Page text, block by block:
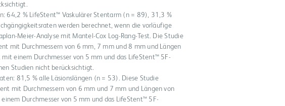
64,2 % LifeStent™ Vaskulärer Stentarm (n = 89), 31,3 %
werden berechnet, wenn die vorläufige
Meier-Analyse mit Mantel-Cox Log-Rang-Test. Die Studie
mit Durchmessern von 6 mm, 7 mm und 8 mm und Längen
einem Durchmesser von 5 mm und das LifeStent™ 5F-
Studien nicht berücksichtigt.
81,5 % alle Läsionslängen (n = 53). Diese Studie
mit Durchmessern von 6 mm und 7 mm und Längen von
Durchmesser von 5 mm und das LifeStent™ 5F-